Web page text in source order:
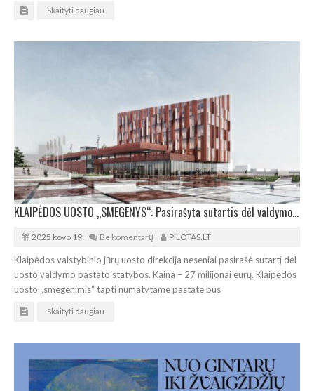
Skaityti daugiau
KLAIPĖDOS UOSTO „SMEGENYS“: Pasirašyta sutartis dėl valdymo pastato statybos
2025 kovo 19 Be komentarų PILOTAS.LT
Klaipėdos valstybinio jūrų uosto direkcija neseniai pasirašė sutartį dėl
uosto valdymo pastato statybos. Kaina – 27 milijonai eurų. Klaipėdos
uosto „smegenimis“ tapti numatytame pastate bus
Skaityti daugiau